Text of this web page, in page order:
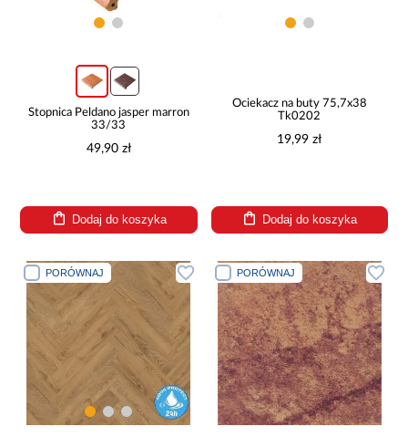
Stopnica Peldano jasper marron
33/33
49,90 zł
Dodaj do koszyka
Ociekacz na buty 75,7x38
Tk0202
19,99 zł
Dodaj do koszyka
PORÓWNAJ PORÓWNAJ